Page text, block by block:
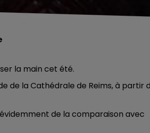
la main cet été.
de la Cathédrale de Reims, à partir
de la comparaison avec